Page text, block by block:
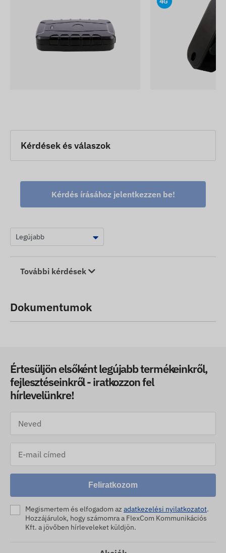
weblapunkon a változások észlelése és
kiértékelése után történik meg.
Kérdések és válaszok
Kérdés írásához jelentkezzen be!
További kérdések
Dokumentumok
Értesüljön elsőként legújabb termékeinkről,
fejlesztéseinkről - iratkozzon fel
hírlevelünkre!
Feliratkozom
Megismertem és elfogadom az adatkezelési nyilatkozatot.
Hozzájárulok, hogy számomra a FlexCom Kommunikációs
Kft. a jövőben hírleveleket küldjön.